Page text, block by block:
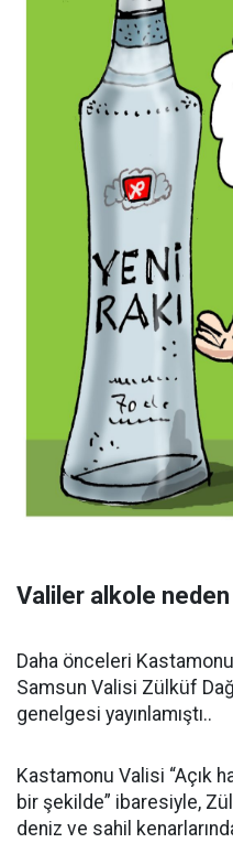
Valiler alkole neden
Daha önceleri
Samsun Valisi Zülküf
genelgesi yayınlamıştı..
Kastamonu Valisi “Açık
bir şekilde” ibaresiyle,
deniz ve sahil